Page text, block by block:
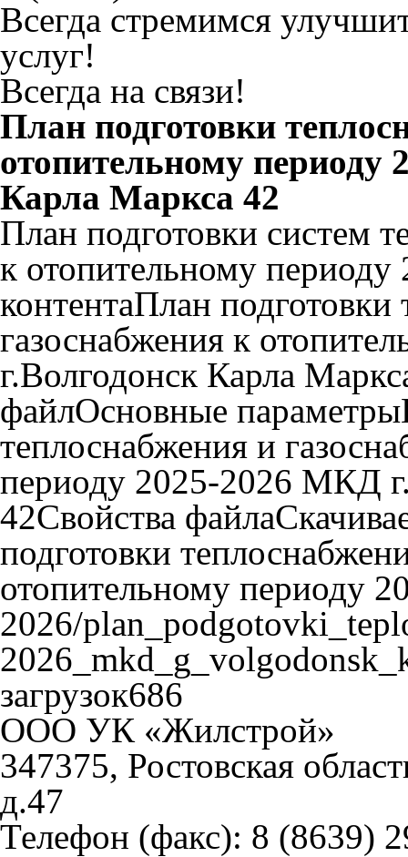
Всегда стремимся
услуг!
Всегда на связи!
План подготовки
отопительному периоду
Карла Маркса 42
План подготовки систем
к отопительному
контентаПлан
газоснабжения к
г.Волгодонск Карла
файлОсновные
теплоснабжения и
периоду 2025-2026 МКД
42Свойства
подготовки
отопительному периоду
2026/
загрузок686
ООО УК «Жилстрой»
347375, Ростовская
д.47
Телефон (факс): 8 (8639)